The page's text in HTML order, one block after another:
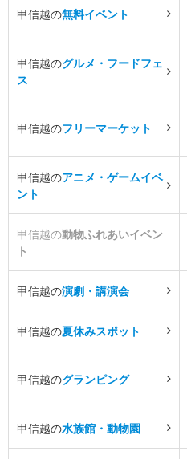
甲信越の無料イベント
甲信越のグルメ・フードフェ
ス
甲信越のフリーマーケット
甲信越のアニメ・ゲームイベ
ント
甲信越の動物ふれあいイベン
ト
甲信越の演劇・講演会
甲信越の夏休みスポット
甲信越のグランピング
甲信越の水族館・動物園